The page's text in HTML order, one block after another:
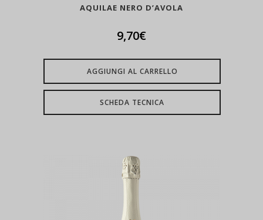
AQUILAE NERO D’AVOLA
9,70€
AGGIUNGI AL CARRELLO
SCHEDA TECNICA